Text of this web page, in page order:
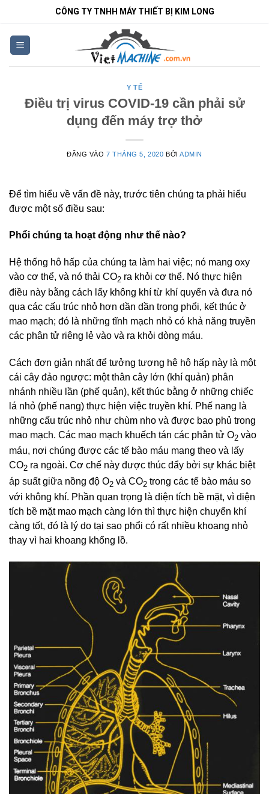
nội
dung
CÔNG TY TNHH MÁY THIẾT BỊ KIM LONG
Y TẾ
Điều trị virus COVID-19 cần phải sử
dụng đến máy trợ thở
ĐĂNG VÀO 7 THÁNG 5, 2020 BỞIADMIN
Để tìm hiểu về vấn đề này, trước tiên chúng ta phải hiểu
được một số điều sau:
Phổi chúng ta hoạt động như thế nào?
Hệ thống hô hấp của chúng ta làm hai việc; nó mang oxy
vào cơ thể, và nó thải CO­2 ra khỏi cơ thể. Nó thực hiện
điều này bằng cách lấy không khí từ khí quyển và đưa nó
qua các cấu trúc nhỏ hơn dần dần trong phổi, kết thúc ở
mao mạch; đó là những tĩnh mạch nhỏ có khả năng truyền
các phân tử riêng lẻ vào và ra khỏi dòng máu.
Cách đơn giản nhất để tưởng tượng hệ hô hấp này là một
cái cây đảo ngược: một thân cây lớn (khí quản) phân
nhánh nhiều lần (phế quản), kết thúc bằng ở những chiếc
lá nhỏ (phế nang) thực hiện việc truyền khí. Phế nang là
những cấu trúc nhỏ như chùm nho và được bao phủ trong
mao mạch. Các mao mạch khuếch tán các phân tử O2 vào
máu, nơi chúng được các tế bào máu mang theo và lấy
CO2 ra ngoài. Cơ chế này được thúc đẩy bởi sự khác biệt
áp suất giữa nồng độ O2 và CO2 trong các tế bào máu so
với không khí. Phần quan trọng là diện tích bề mặt, vì diện
tích bề mặt mao mạch càng lớn thì thực hiện chuyển khí
càng tốt, đó là lý do tại sao phổi có rất nhiều khoang nhỏ
thay vì hai khoang khổng lồ.